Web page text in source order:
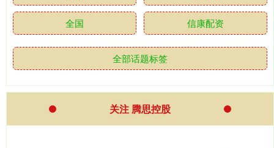
全国 信康配资
全部话题标签
关注 腾思控股